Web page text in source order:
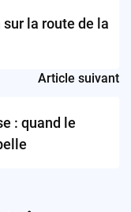
la route de la
Article suivant
: quand le